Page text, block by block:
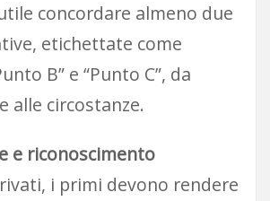
concordare almeno due
etichettate come
B” e “Punto C”, da
alle circostanze.
e riconoscimento
i primi devono rendere